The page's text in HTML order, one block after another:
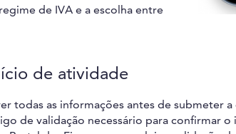
de IVA e a escolha entre
de atividade
todas as informações antes de submeter a
de validação necessário para confirmar